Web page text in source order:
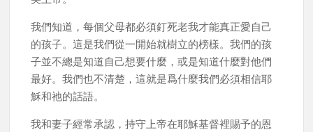
我們知道，每個父母都必須釘死老我才能真正愛自己
的孩子。這是我們從一開始就樹立的榜樣。我們的孩
子並不總是知道自己想要什麼，或是知道什麼對他們
最好。我們也不清楚，這就是爲什麼我們必須相信耶
穌和祂的話語。
我和妻子經常承認，持守上帝在耶穌基督裡賜予的恩